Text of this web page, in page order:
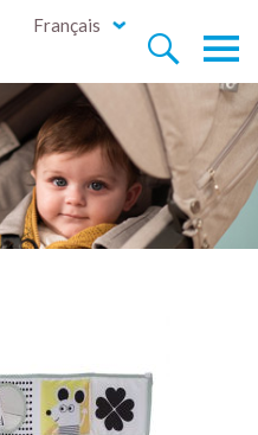


Français